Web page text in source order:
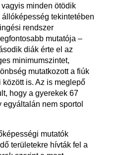
minden ötödik
tekintetében
rendszer
mutatója –
diák érte el az
minimumszintet,
mutatkozott a fiúk
is. Az is meglepő
hogy a gyerekek 67
nem sportol
mutatók
területekre hívták fel a